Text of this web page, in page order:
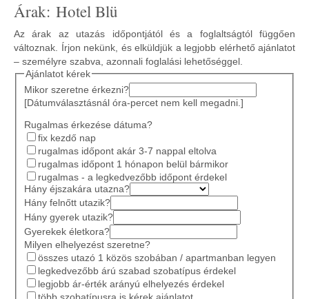
Árak: Hotel Blü
Az árak az utazás időpontjától és a foglaltságtól függően
változnak. Írjon nekünk, és elküldjük a legjobb elérhető ajánlatot
– személyre szabva, azonnali foglalási lehetőséggel.
Ajánlatot kérek
Mikor szeretne érkezni?
[Dátumválasztásnál óra-percet nem kell megadni.]
Rugalmas érkezése dátuma?
fix kezdő nap
rugalmas időpont akár 3-7 nappal eltolva
rugalmas időpont 1 hónapon belül bármikor
rugalmas - a legkedvezőbb időpont érdekel
Hány éjszakára utazna?
Hány felnőtt utazik?
Hány gyerek utazik?
Gyerekek életkora?
Milyen elhelyezést szeretne?
összes utazó 1 közös szobában / apartmanban legyen
legkedvezőbb árú szabad szobatípus érdekel
legjobb ár-érték arányú elhelyezés érdekel